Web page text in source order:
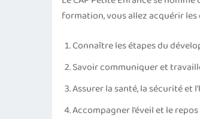
formation, vous allez acquérir
Connaître les étapes du
Savoir communiquer et
Assurer la santé, la sécurité et
Accompagner l’éveil et le